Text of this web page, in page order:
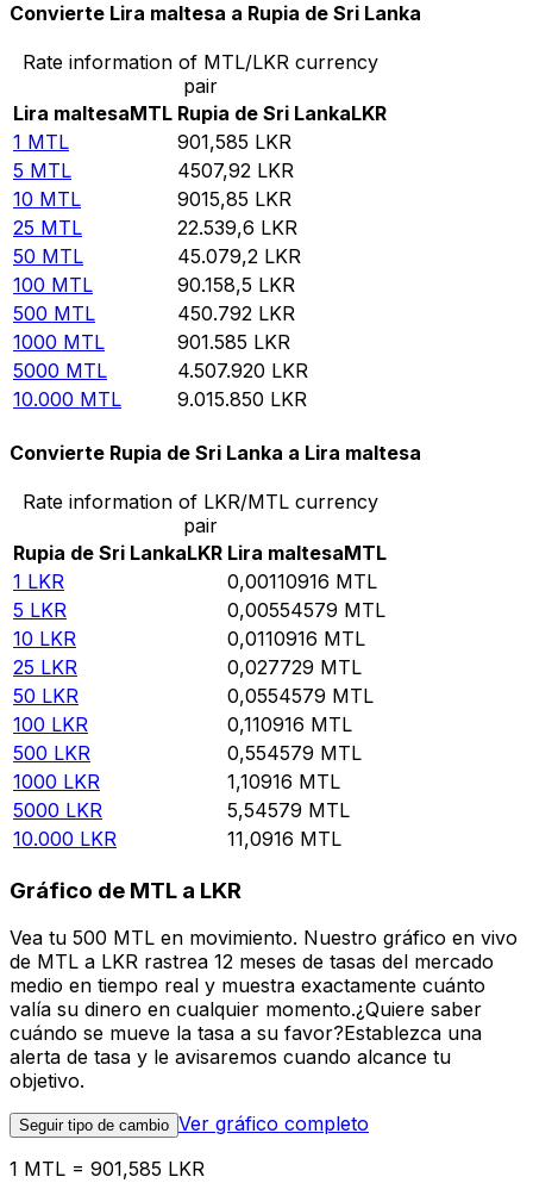
Convierte Lira maltesa a Rupia de Sri Lanka
Rate information of MTL/LKR currency
pair
Lira maltesaMTL Rupia de Sri LankaLKR
1 MTL 901,585 LKR
5 MTL 4507,92 LKR
10 MTL 9015,85 LKR
25 MTL 22.539,6 LKR
50 MTL 45.079,2 LKR
100 MTL 90.158,5 LKR
500 MTL 450.792 LKR
1000 MTL 901.585 LKR
5000 MTL 4.507.920 LKR
10.000 MTL 9.015.850 LKR
Convierte Rupia de Sri Lanka a Lira maltesa
Rate information of LKR/MTL currency
pair
Rupia de Sri LankaLKR Lira maltesaMTL
1 LKR 0,00110916 MTL
5 LKR 0,00554579 MTL
10 LKR 0,0110916 MTL
25 LKR 0,027729 MTL
50 LKR 0,0554579 MTL
100 LKR 0,110916 MTL
500 LKR 0,554579 MTL
1000 LKR 1,10916 MTL
5000 LKR 5,54579 MTL
10.000 LKR 11,0916 MTL
Gráfico de MTL a LKR
Vea tu 500 MTL en movimiento. Nuestro gráfico en vivo
de MTL a LKR rastrea 12 meses de tasas del mercado
medio en tiempo real y muestra exactamente cuánto
valía su dinero en cualquier momento.¿Quiere saber
cuándo se mueve la tasa a su favor?Establezca una
alerta de tasa y le avisaremos cuando alcance tu
objetivo.
Seguir tipo de cambio Ver gráfico completo
1 MTL = 901,585 LKR